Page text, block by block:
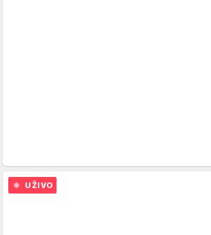
UŽIVO